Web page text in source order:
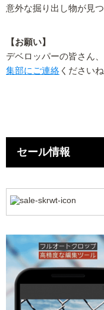
意外な掘り出し物が見
【お願い】
デベロッパーの皆さん
集部にご連絡 くださいね
セール情報